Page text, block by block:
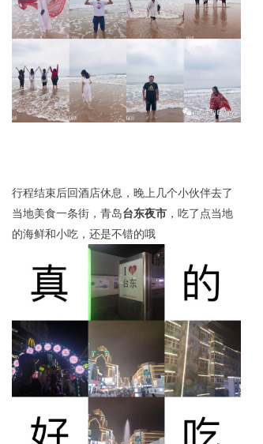
行程结束后回酒店休息，晚上几个小伙伴去了
当地美食一条街，青岛台东夜市 ，吃了点当地
的海鲜和小吃，还是不错的哦